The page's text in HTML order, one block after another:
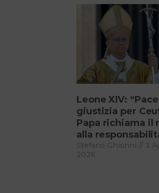
Leone XIV:
giustizia per
Papa richiama il
alla
Stefano Ghionni
3
2026